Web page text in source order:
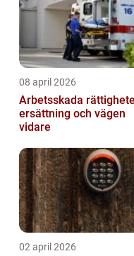
08 april 2026
Arbetsskada rättigheter,
ersättning och vägen
vidare
02 april 2026